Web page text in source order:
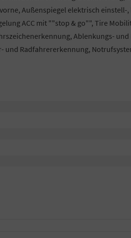
Außenspiegel elektrisch einstell-
ACC mit ""stop & go"", Tire
Ablenkungs-
Radfahrererkennung,